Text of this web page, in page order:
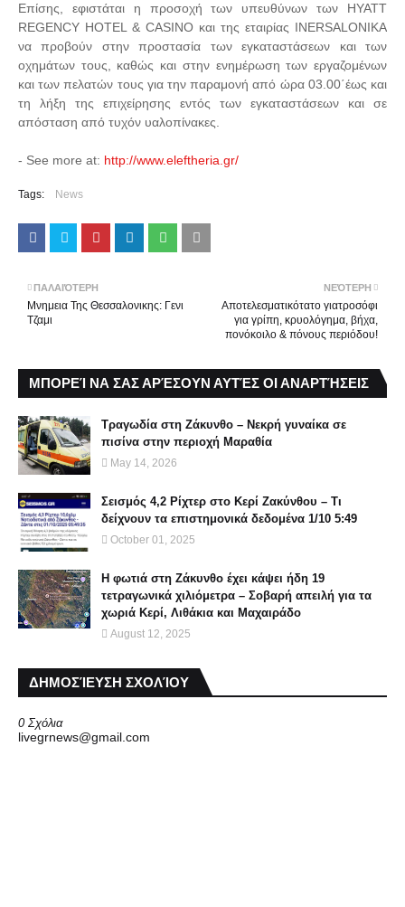
Επίσης, εφιστάται η προσοχή των υπευθύνων των HYATT
REGENCY HOTEL & CASINO και της εταιρίας INERSALONIKA
να προβούν στην προστασία των εγκαταστάσεων και των
οχημάτων τους, καθώς και στην ενημέρωση των εργαζομένων
και των πελατών τους για την παραμονή από ώρα 03.00΄έως και
τη λήξη της επιχείρησης εντός των εγκαταστάσεων και σε
απόσταση από τυχόν υαλοπίνακες.
- See more at: http://www.eleftheria.gr/
Tags: News
ΝΕΌΤΕΡΗ
Αποτελεσματικότατο γιατροσόφι
για γρίπη, κρυολόγημα, βήχα,
πονόκοιλο & πόνους περιόδου!
ΠΑΛΑΙΌΤΕΡΗ
Μνημεια Της Θεσσαλονικης: Γενι
Τζαμι
ΜΠΟΡΕΊ ΝΑ ΣΑΣ ΑΡΈΣΟΥΝ ΑΥΤΈΣ ΟΙ ΑΝΑΡΤΉΣΕΙΣ
Τραγωδία στη Ζάκυνθο – Νεκρή γυναίκα σε
πισίνα στην περιοχή Μαραθία
May 14, 2026
Σεισμός 4,2 Ρίχτερ στο Κερί Ζακύνθου – Τι
δείχνουν τα επιστημονικά δεδομένα 1/10 5:49
October 01, 2025
Η φωτιά στη Ζάκυνθο έχει κάψει ήδη 19
τετραγωνικά χιλιόμετρα – Σοβαρή απειλή για τα
χωριά Κερί, Λιθάκια και Μαχαιράδο
August 12, 2025
ΔΗΜΟΣΊΕΥΣΗ ΣΧΟΛΊΟΥ
0 Σχόλια
livegrnews@gmail.com